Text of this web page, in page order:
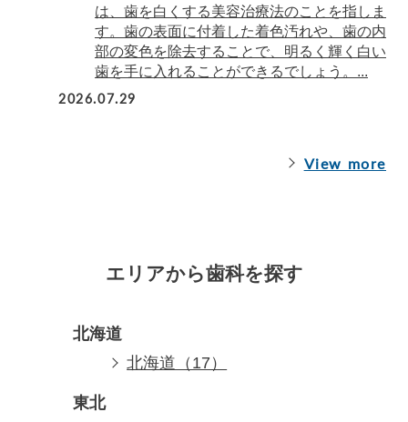
は、歯を白くする美容治療法のことを指しま
す。歯の表面に付着した着色汚れや、歯の内
部の変色を除去することで、明るく輝く白い
歯を手に入れることができるでしょう。...
2026.07.29
View more
エリアから歯科を探す
北海道
北海道（17）
東北